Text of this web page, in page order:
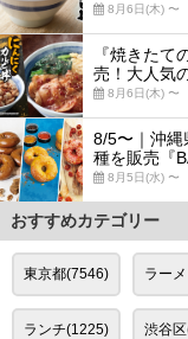
8月6日(木) 〜
『焼きた
売！大人気
8月6日(木) 〜
8/5〜｜沖縄
種を販売『
8月5日(水) 〜
おすすめカテゴリー
東京都(7546) ラー
ランチ(1225) 渋谷